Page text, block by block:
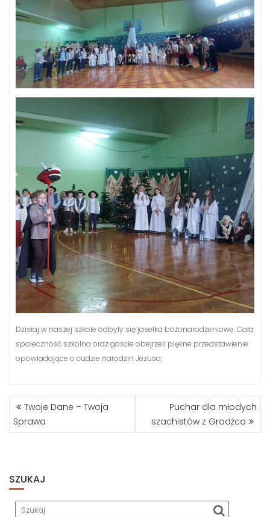
Dzisiaj w naszej szkole odbyły się jasełka bożonarodzeniowe. Cała
społeczność szkolna oraz goście obejrzeli piękne przedstawienie
opowiadające o cudzie narodzin Jezusa.
NAWIGACJA
WPISU
Twoje Dane – Twoja
Sprawa
Puchar dla młodych
szachistów z Grodźca
SZUKAJ